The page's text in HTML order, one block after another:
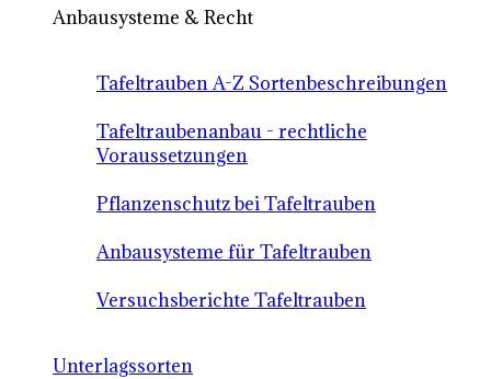
Anbausysteme & Recht
Tafeltrauben A-Z Sortenbeschreibungen
Tafeltraubenanbau - rechtliche
Voraussetzungen
Pflanzenschutz bei Tafeltrauben
Anbausysteme für Tafeltrauben
Versuchsberichte Tafeltrauben
Unterlagssorten